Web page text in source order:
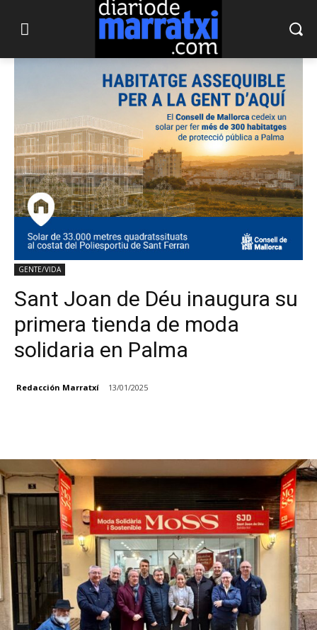
GENTE/VIDA
Sant Joan de Déu inaugura su
primera tienda de moda
solidaria en Palma
Redacción Marratxí 13/01/2025